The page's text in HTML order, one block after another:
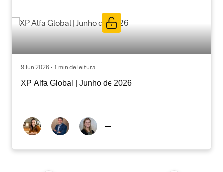
9 Jun 2026 • 1 min de leitura
XP Alfa Global | Junho de 2026